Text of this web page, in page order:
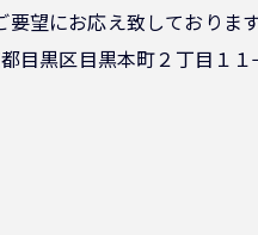
要望にお応え致しておりま
目黒区目黒本町２丁目１